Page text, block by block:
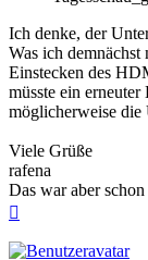
Ich denke, der
Was ich
Einstecken des
müsste ein
möglicherweise die
Viele Grüße
rafena
Das war aber